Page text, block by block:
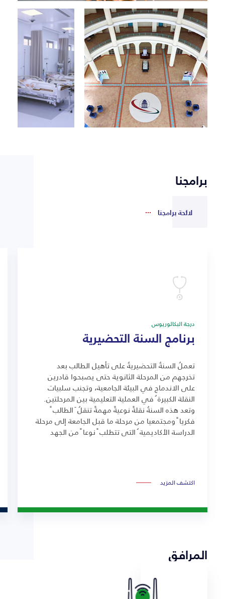
برامجنا
لائحة برامجنا
درجة البكالوريوس
برنامج السنة التحضيرية
تعملُ السنةُ التحضيريةُ على تأهيل الطالب بعد
تخرجهم من المرحلة الثانوية حتى يصبحوا قادرين
على الاندماج في البيئة الجامعية، وتجنب سلبيات
النقلة الكبيرة ُ في العملية التعليمية بين المرحلتين.
وتعد هذه السنةُ نقلةً نوعيةً مهمةً تنقلُ َ الطالب ً
فكريا ً ومجتمعيا من مرحلة ما قبل الجامعة إلى مرحلة
الدراسة الأكاديمية ُ التي تتطلب ً نوعا ً من الجهد
اكتشف المزيد
المرافق